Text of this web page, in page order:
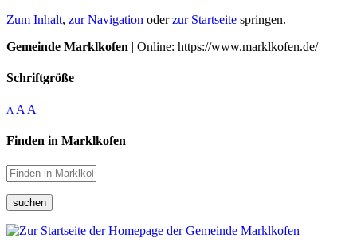
Zum Inhalt, zur Navigation oderzur Startseite springen.
Gemeinde Marklkofen | Online: https://www.marklkofen.de/
Schriftgröße
A A A
Finden in Marklkofen
suchen